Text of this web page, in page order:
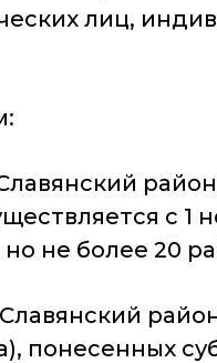
лиц,
с 1
не более 20
понесенных